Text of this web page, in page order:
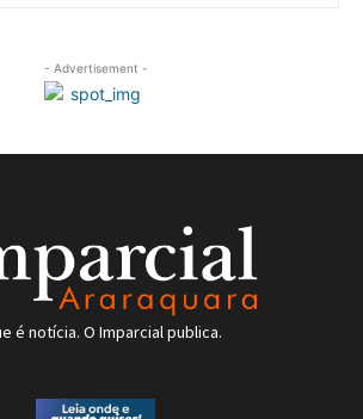
- Advertisement -
é notícia. O Imparcial publica.